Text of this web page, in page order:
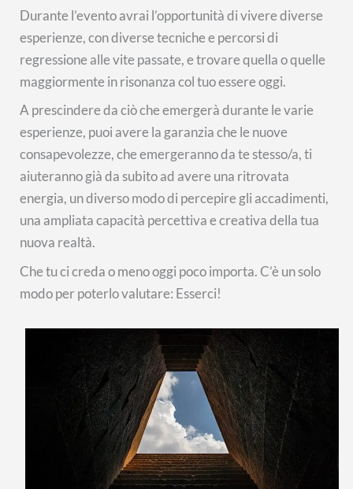
Durante l’evento avrai l’opportunità di vivere diverse
esperienze, con diverse tecniche e percorsi di
regressione alle vite passate, e trovare quella o quelle
maggiormente in risonanza col tuo essere oggi.
A prescindere da ciò che emergerà durante le varie
esperienze, puoi avere la garanzia che le nuove
consapevolezze, che emergeranno da te stesso/a, ti
aiuteranno già da subito ad avere una ritrovata
energia, un diverso modo di percepire gli accadimenti,
una ampliata capacità percettiva e creativa della tua
nuova realtà.
Che tu ci creda o meno oggi poco importa. C’è un solo
modo per poterlo valutare: Esserci!